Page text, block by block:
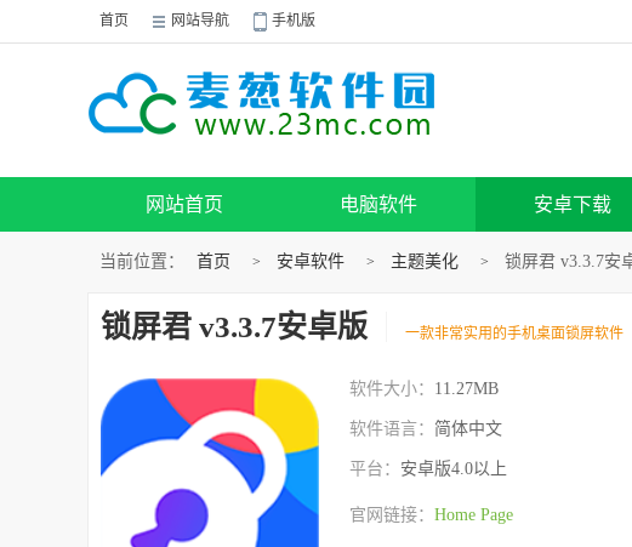
首页 网站导航 手机版
网站首页 电脑软件 安卓下载
当前位置： 首页 > 安卓软件 > 主题美化 > 锁屏君 v3.3.7安
锁屏君 v3.3.7安卓版 一款非常实用的手机桌面锁屏软件
软件大小： 11.27MB
软件语言： 简体中文
平台： 安卓版4.0以上
官网链接： Home Page